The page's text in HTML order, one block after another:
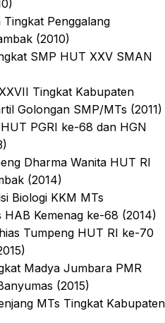
Penggalang
(2010)
SMP HUT XXV SMAN
Tingkat Kabupaten
Golongan SMP/MTs (2011)
PGRI ke-68 dan HGN
Dharma Wanita HUT RI
(2014)
Biologi KKM MTs
Kemenag ke-68 (2014)
Tumpeng HUT RI ke-70
Madya Jumbara PMR
(2015)
MTs Tingkat Kabupaten